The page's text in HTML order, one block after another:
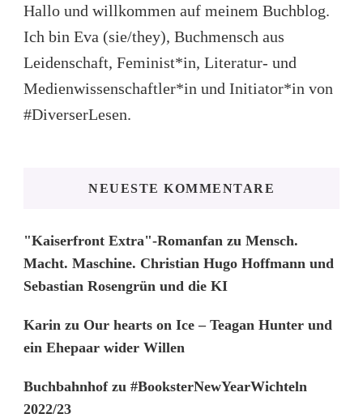
Hallo und willkommen auf meinem Buchblog.
Ich bin Eva (sie/they), Buchmensch aus
Leidenschaft, Feminist*in, Literatur- und
Medienwissenschaftler*in und Initiator*in von
#DiverserLesen.
NEUESTE KOMMENTARE
"Kaiserfront Extra"-Romanfan zu Mensch.
Macht. Maschine. Christian Hugo Hoffmann und
Sebastian Rosengrün und die KI
Karin zu Our hearts on Ice – Teagan Hunter und
ein Ehepaar wider Willen
Buchbahnhofzu #BooksterNewYearWichteln
2022/23